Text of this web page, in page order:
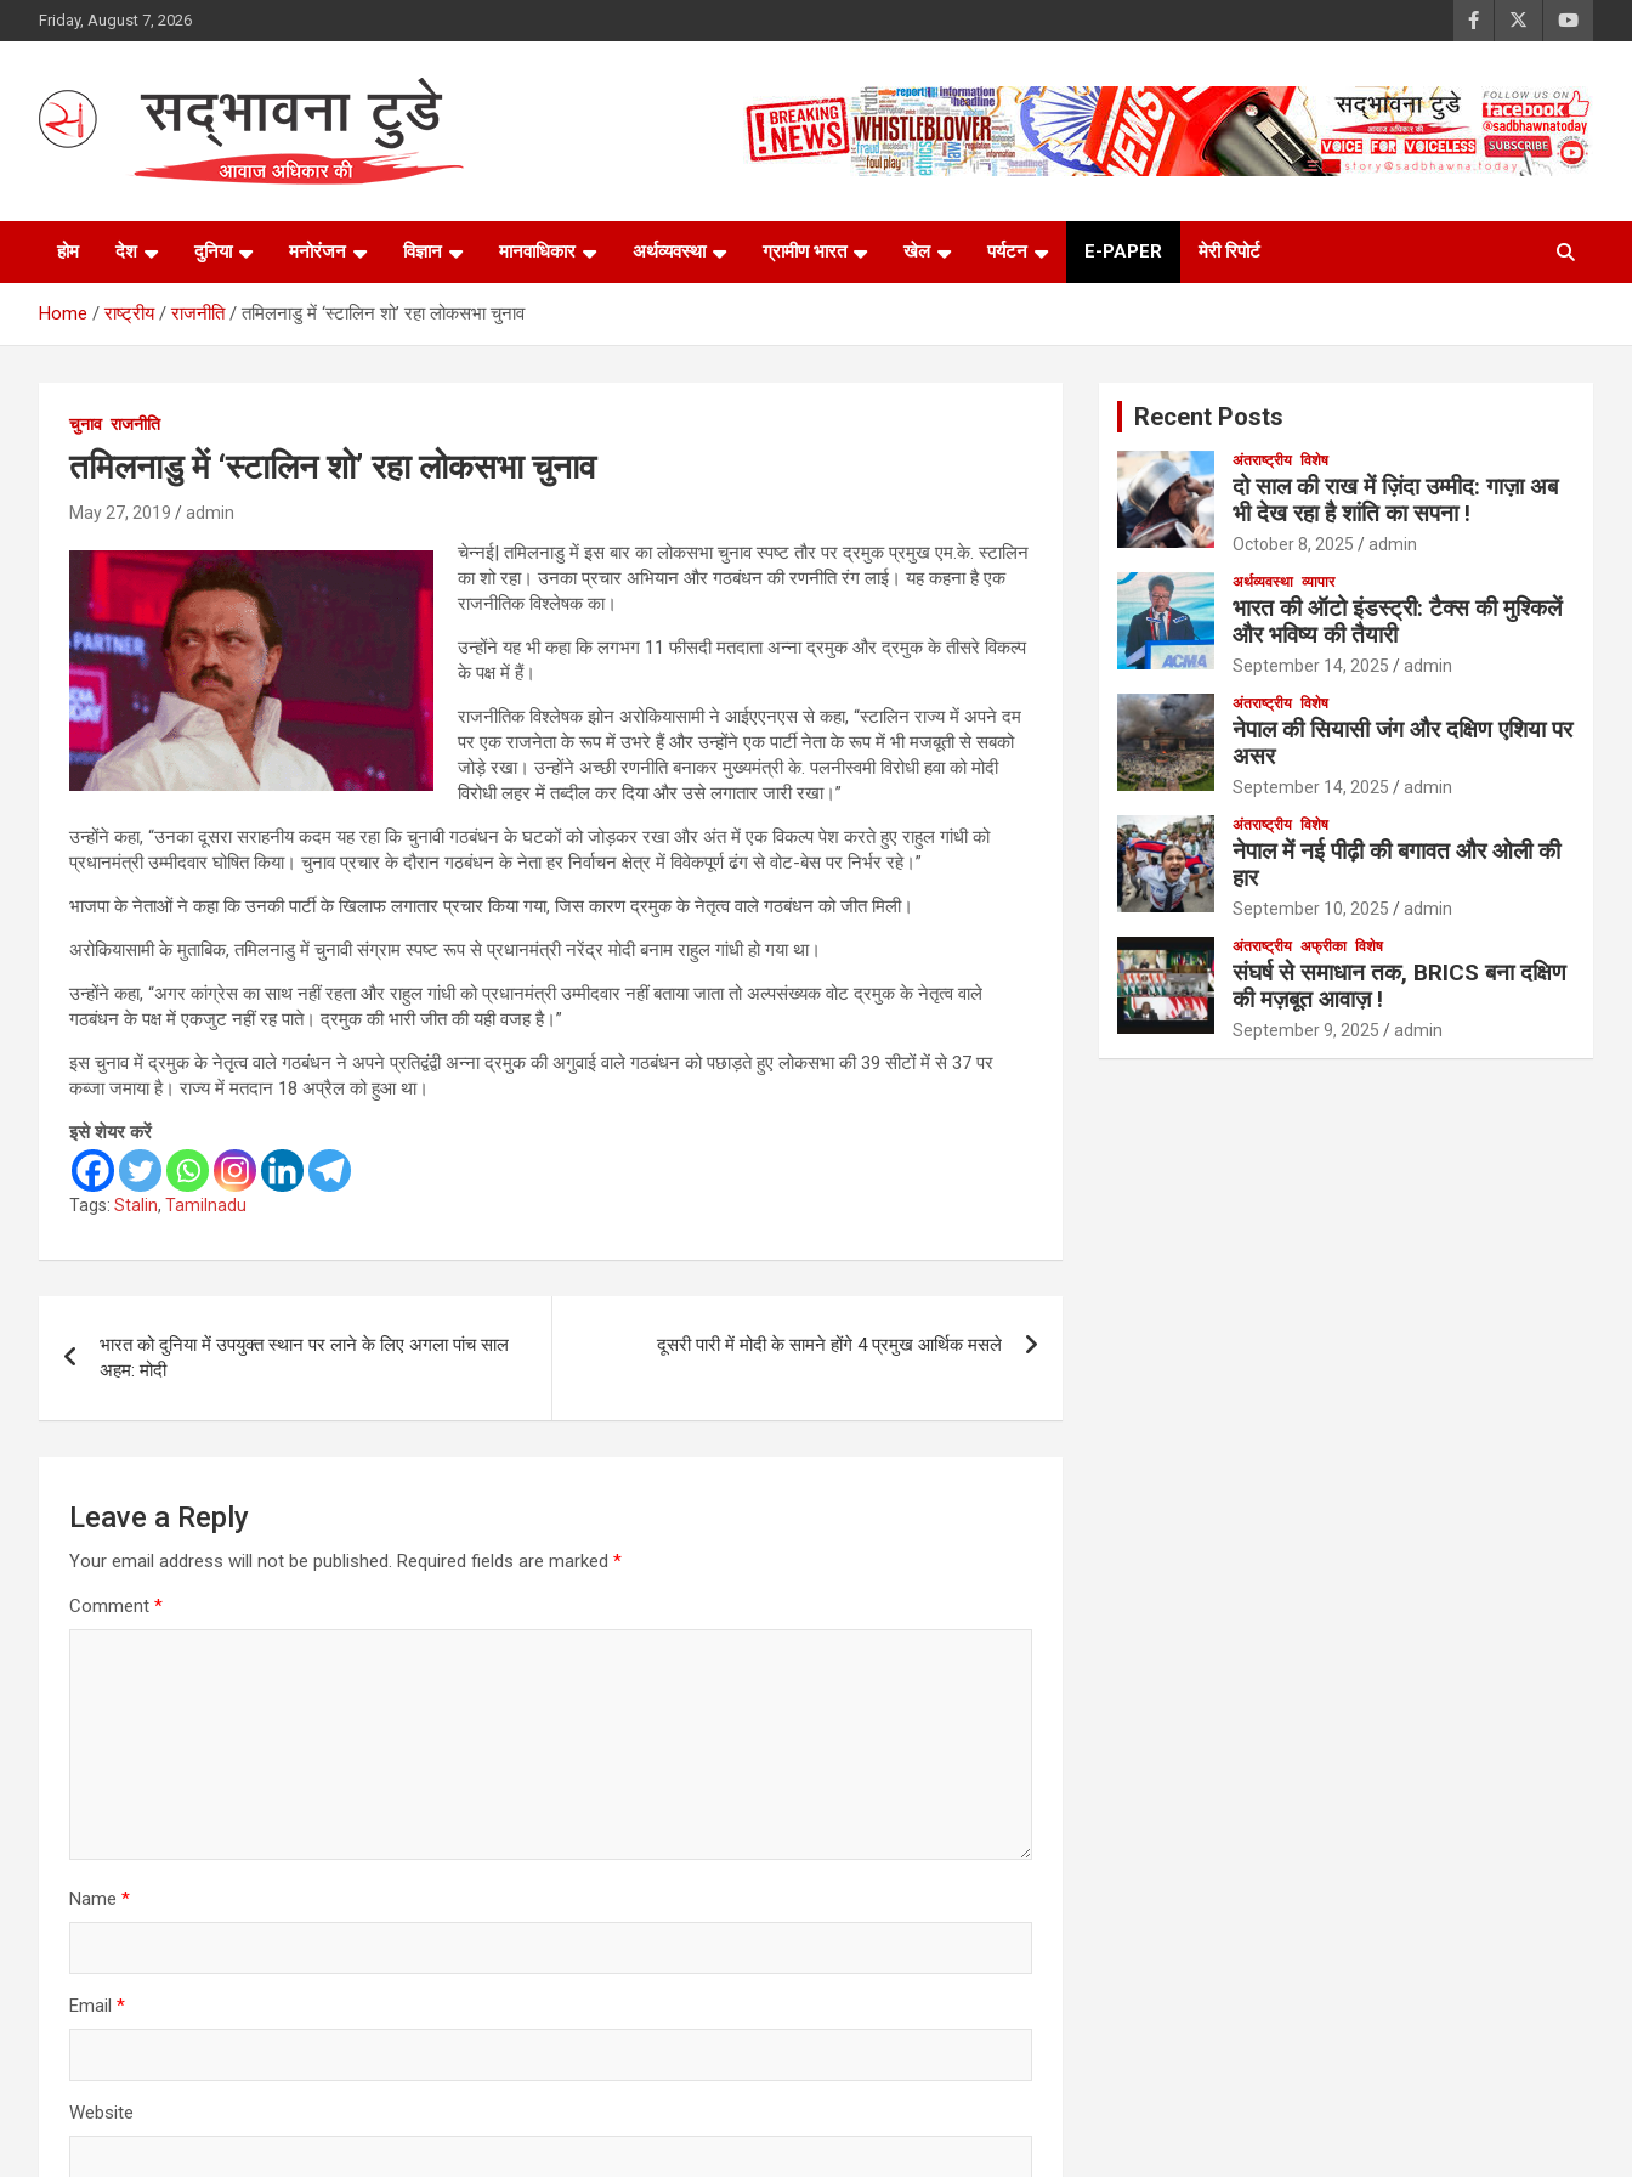
to
Friday, August 7, 2026
Sadbhawna Today
होम देश दुनिया मनोरंजन विज्ञान मानवाधिकार अर्थव्यवस्था ग्रामीण भारत खेल पर्यटन E-PAPER मेरी रिपोर्ट
Home राष्ट्रीय राजनीति तमिलनाडु में ‘स्टालिन शो’ रहा लोकसभा चुनाव
चुनाव राजनीति
तमिलनाडु में ‘स्टालिन शो’ रहा लोकसभा चुनाव
May 27, 2019 admin
चेन्नई| तमिलनाडु में इस बार का लोकसभा चुनाव स्पष्ट तौर पर द्रमुक प्रमुख एम.के. स्टालिन
का शो रहा। उनका प्रचार अभियान और गठबंधन की रणनीति रंग लाई। यह कहना है एक
राजनीतिक विश्लेषक का।
उन्होंने यह भी कहा कि लगभग 11 फीसदी मतदाता अन्ना द्रमुक और द्रमुक के तीसरे विकल्प
के पक्ष में हैं।
राजनीतिक विश्लेषक झोन अरोकियासामी ने आईएएनएस से कहा, “स्टालिन राज्य में अपने दम
पर एक राजनेता के रूप में उभरे हैं और उन्होंने एक पार्टी नेता के रूप में भी मजबूती से सबको
जोड़े रखा। उन्होंने अच्छी रणनीति बनाकर मुख्यमंत्री के. पलनीस्वमी विरोधी हवा को मोदी
विरोधी लहर में तब्दील कर दिया और उसे लगातार जारी रखा।”
उन्होंने कहा, “उनका दूसरा सराहनीय कदम यह रहा कि चुनावी गठबंधन के घटकों को जोड़कर रखा और अंत में एक विकल्प पेश करते हुए राहुल गांधी को
प्रधानमंत्री उम्मीदवार घोषित किया। चुनाव प्रचार के दौरान गठबंधन के नेता हर निर्वाचन क्षेत्र में विवेकपूर्ण ढंग से वोट-बेस पर निर्भर रहे।”
भाजपा के नेताओं ने कहा कि उनकी पार्टी के खिलाफ लगातार प्रचार किया गया, जिस कारण द्रमुक के नेतृत्व वाले गठबंधन को जीत मिली।
अरोकियासामी के मुताबिक, तमिलनाडु में चुनावी संग्राम स्पष्ट रूप से प्रधानमंत्री नरेंद्र मोदी बनाम राहुल गांधी हो गया था।
उन्होंने कहा, “अगर कांग्रेस का साथ नहीं रहता और राहुल गांधी को प्रधानमंत्री उम्मीदवार नहीं बताया जाता तो अल्पसंख्यक वोट द्रमुक के नेतृत्व वाले
गठबंधन के पक्ष में एकजुट नहीं रह पाते। द्रमुक की भारी जीत की यही वजह है।”
इस चुनाव में द्रमुक के नेतृत्व वाले गठबंधन ने अपने प्रतिद्वंद्वी अन्ना द्रमुक की अगुवाई वाले गठबंधन को पछाड़ते हुए लोकसभा की 39 सीटों में से 37 पर
कब्जा जमाया है। राज्य में मतदान 18 अप्रैल को हुआ था।
इसे शेयर करें
Tags: Stalin, Tamilnadu
navigation
भारत को दुनिया में उपयुक्त स्थान पर लाने के लिए अगला पांच साल
अहम: मोदी
दूसरी पारी में मोदी के सामने होंगे 4 प्रमुख आर्थिक मसले
Leave a Reply
Your email address will not be published. Required fields are marked *
Comment *
Name *
Email *
Website
Recent Posts
अंतराष्ट्रीय विशेष
दो साल की राख में ज़िंदा उम्मीद: गाज़ा अब
भी देख रहा है शांति का सपना !
October 8, 2025 admin
अर्थव्यवस्था व्यापार
भारत की ऑटो इंडस्ट्री: टैक्स की मुश्किलें
और भविष्य की तैयारी
September 14, 2025 admin
अंतराष्ट्रीय विशेष
नेपाल की सियासी जंग और दक्षिण एशिया पर
असर
September 14, 2025 admin
अंतराष्ट्रीय विशेष
नेपाल में नई पीढ़ी की बगावत और ओली की
हार
September 10, 2025 admin
अंतराष्ट्रीय अफ्रीका विशेष
संघर्ष से समाधान तक, BRICS बना दक्षिण
की मज़बूत आवाज़ !
September 9, 2025 admin